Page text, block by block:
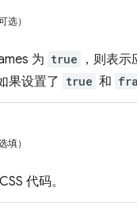
选）
为 true
，则表
果设置了 true 和
填）
代码。